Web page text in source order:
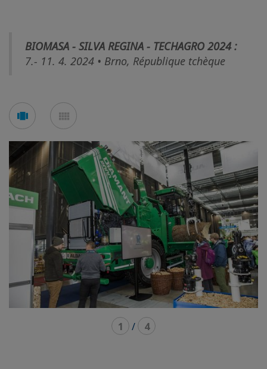
BIOMASA - SILVA REGINA - TECHAGRO 2024 :
7.- 11. 4. 2024 • Brno, République tchèque
Voir
en
carousel
en
mosaïque
1 / 4